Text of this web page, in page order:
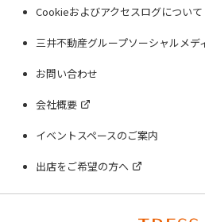
Cookieおよびアクセスログについて
三井不動産グループソーシャルメデ
お問い合わせ
会社概要
イベントスペースのご案内
出店をご希望の方へ